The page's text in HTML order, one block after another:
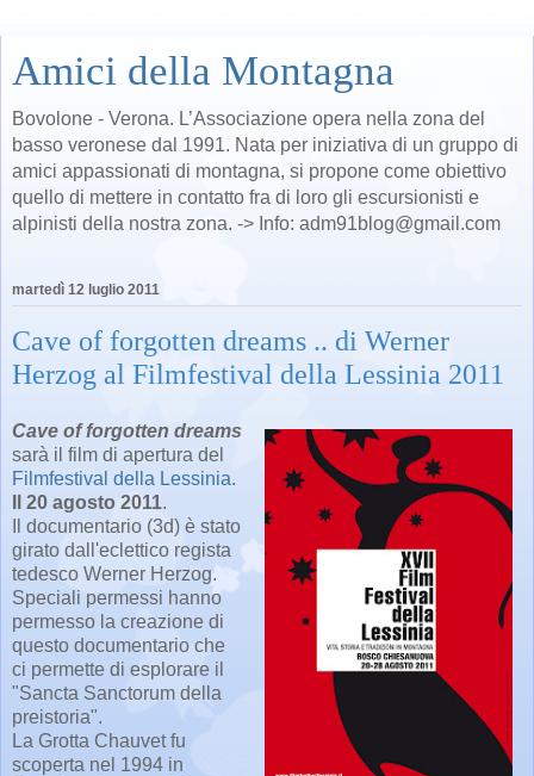
Amici della Montagna
Bovolone - Verona. L’Associazione opera nella zona del
basso veronese dal 1991. Nata per iniziativa di un gruppo di
amici appassionati di montagna, si propone come obiettivo
quello di mettere in contatto fra di loro gli escursionisti e
alpinisti della nostra zona. -> Info: adm91blog@gmail.com
martedì 12 luglio 2011
Cave of forgotten dreams .. di Werner
Herzog al Filmfestival della Lessinia 2011
Cave of forgotten dreams
sarà il film di apertura del
Filmfestival della Lessinia.
Il 20 agosto 2011.
Il documentario (3d) è stato
girato dall'eclettico regista
tedesco Werner Herzog.
Speciali permessi hanno
permesso la creazione di
questo documentario che
ci permette di esplorare il
"Sancta Sanctorum della
preistoria".
La Grotta Chauvet fu
scoperta nel 1994 in